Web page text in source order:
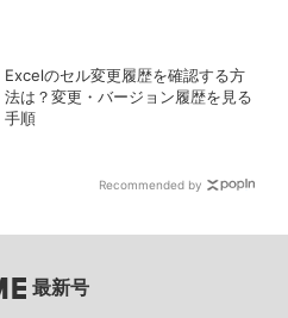
Excelのセル変更履歴を確認する方
法は？変更・バージョン履歴を見る
手順
Recommended by
最新号